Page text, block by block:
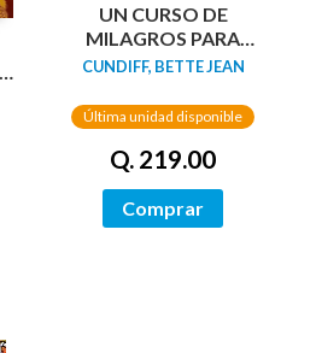
UN CURSO DE
MILAGROS PARA
NIÑOS
CUNDIFF, BETTE JEAN
Última unidad disponible
Q. 219.00
Comprar